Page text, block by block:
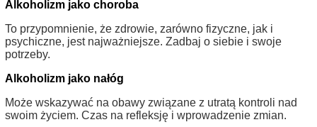
Alkoholizm jako choroba
To przypomnienie, że zdrowie, zarówno fizyczne, jak i
psychiczne, jest najważniejsze. Zadbaj o siebie i swoje
potrzeby.
Alkoholizm jako nałóg
Może wskazywać na obawy związane z utratą kontroli nad
swoim życiem. Czas na refleksję i wprowadzenie zmian.